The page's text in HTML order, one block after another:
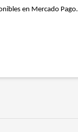
en Mercado Pago.